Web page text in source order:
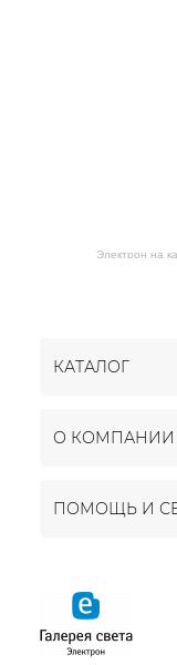
Электрон на
КАТАЛОГ
О КОМПАНИИ
ПОМОЩЬ И